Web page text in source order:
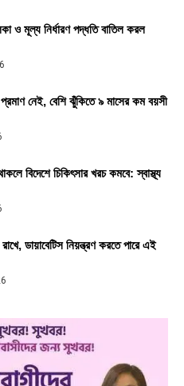
ও মূল্য নির্ধারণ পদ্ধতি বাতিল করল
প্রমাণ নেই, বেশি ঝুঁকিতে ৯ মাসের কম বয়সী
বিদেশে চিকিৎসার খরচ কমবে: স্বাস্থ্য
ডায়াবেটিস নিয়ন্ত্রণ করতে পারে এই